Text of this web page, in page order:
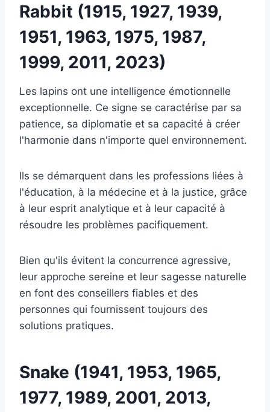
Rabbit (1915, 1927, 1939,
1951, 1963, 1975, 1987,
1999, 2011, 2023)
Les lapins ont une intelligence émotionnelle
exceptionnelle. Ce signe se caractérise par sa
patience, sa diplomatie et sa capacité à créer
l'harmonie dans n'importe quel environnement.
Ils se démarquent dans les professions liées à
l'éducation, à la médecine et à la justice, grâce
à leur esprit analytique et à leur capacité à
résoudre les problèmes pacifiquement.
Bien qu'ils évitent la concurrence agressive,
leur approche sereine et leur sagesse naturelle
en font des conseillers fiables et des
personnes qui fournissent toujours des
solutions pratiques.
Snake (1941, 1953, 1965,
1977, 1989, 2001, 2013,